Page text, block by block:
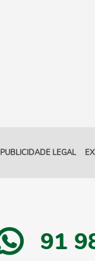
PUBLICIDADE LEGAL
91